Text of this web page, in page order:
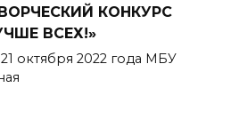
КОНКУРС
ВСЕХ!»
октября 2022 года МБУ